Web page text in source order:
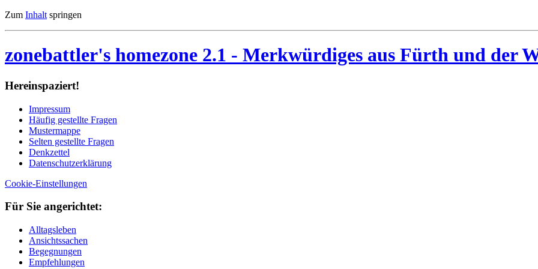
Zum Inhalt springen
zonebattler's homezone 2.1 - Merkwürdiges aus Fürth und der
Her­ein­spa­ziert!
Im­pres­sum
Häu­fig ge­stell­te Fra­gen
Mu­ster­map­pe
Sel­ten ge­stell­te Fra­gen
Denk­zet­tel
Da­ten­schutz­er­klä­rung
Cookie-Einstellungen
Für Sie an­ge­rich­tet:
Alltagsleben
Ansichtssachen
Begegnungen
Empfehlungen